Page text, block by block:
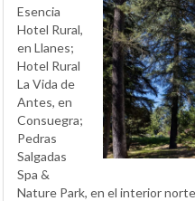
Esencia
Hotel Rural,
en Llanes;
Hotel Rural
La Vida de
Antes, en
Consuegra;
Pedras
Salgadas
Spa &
Nature Park, en el interior